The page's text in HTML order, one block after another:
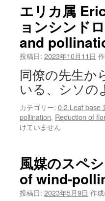
ス
キ
ッ
エリカ属
ョンシンド
and
投稿日: 2023年10月11日
同僚の先生か
いる、シソ
カテゴリー: 0.2.Leaf base
pollination, Reduction of
けていません
風媒のスペ
of wind-
投稿日: 2023年5月9日 作